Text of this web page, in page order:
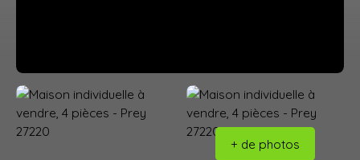
+ de photos